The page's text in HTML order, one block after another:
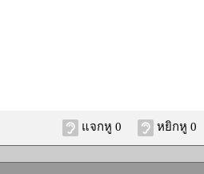
หยิกหู 0
แจกหู 0